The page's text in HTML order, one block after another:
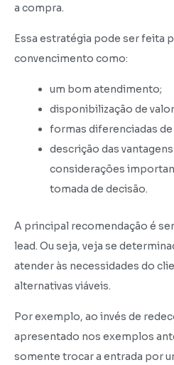
a compra.
Essa estratégia pode ser feita
convencimento como:
um bom atendimento;
disponibilização de
formas diferenciadas
descrição das
considerações
tomada de decisão.
A principal recomendação é
lead. Ou seja, veja se
atender às necessidades do
alternativas viáveis.
Por exemplo, ao invés de
apresentado nos exemplos
somente trocar a entrada por